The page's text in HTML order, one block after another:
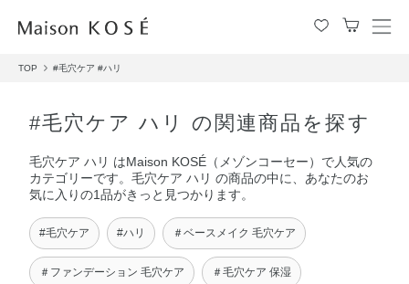
メ
TOP #毛穴ケア #ハリ
#毛穴ケア ハリ の関連商品を探す
毛穴ケア ハリ はMaison KOSÉ（メゾンコーセー）で人気の
カテゴリーです。毛穴ケア ハリ の商品の中に、あなたのお
気に入りの1品がきっと見つかります。
#毛穴ケア #ハリ ＃ベースメイク 毛穴ケア
＃ファンデーション 毛穴ケア ＃毛穴ケア 保湿